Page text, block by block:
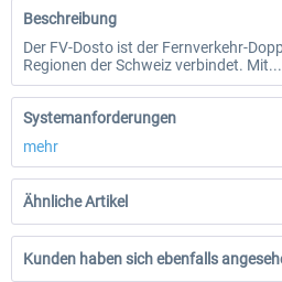
Beschreibung
Der FV-Dosto ist der Fernverkehr-
Regionen der Schweiz verbindet. Mit...
Systemanforderungen
mehr
Ähnliche Artikel
Kunden haben sich ebenfalls